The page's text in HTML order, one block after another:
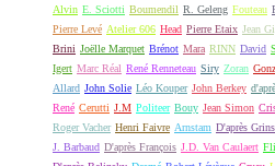
Alvin E. Sciotti Boumendil R. Geleng Fouteau
Pierre Levé Atelier 606 Head Pierre Etaix Jean
Brini Joëlle Marquet Brénot Mara RINN David
Igert Marc Réal René Renneteau Siry Zoran
Allard John Solie Léo Kouper John Berkey
René Cerutti J.M Politeer Bouy Jean Simon
Roger Vacher Henri Faivre Arnstam D'après
J. Barbaud D'après François J.D. Van Caulaert